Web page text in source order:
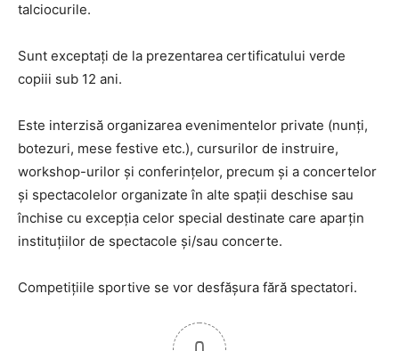
talciocurile.
Sunt exceptați de la prezentarea certificatului verde
copiii sub 12 ani.
Este interzisă organizarea evenimentelor private (nunți,
botezuri, mese festive etc.), cursurilor de instruire,
workshop-urilor și conferințelor, precum și a concertelor
și spectacolelor organizate în alte spații deschise sau
închise cu excepția celor special destinate care aparțin
instituțiilor de spectacole și/sau concerte.
Competițiile sportive se vor desfășura fără spectatori.